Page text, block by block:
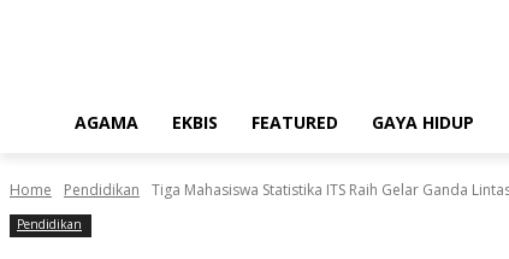
AGAMA EKBIS FEATURED GAYA HIDUP
Home Pendidikan Tiga Mahasiswa Statistika ITS Raih Gelar Ganda
Pendidikan